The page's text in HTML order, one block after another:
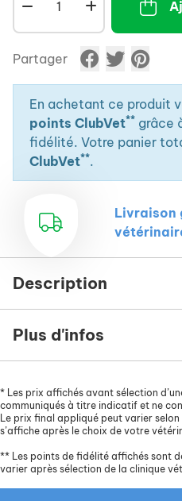
Partager
En achetant ce produit
points ClubVet** grâce
fidélité. Votre panier
ClubVet**.
Livraison
Description
Plus d'infos
* Les prix affichés avant sélection
communiqués à titre indicatif et ne
Le prix final appliqué peut varier
s’affiche après le choix de votre
** Les points de fidélité affichés sont
varier après sélection de la clinique